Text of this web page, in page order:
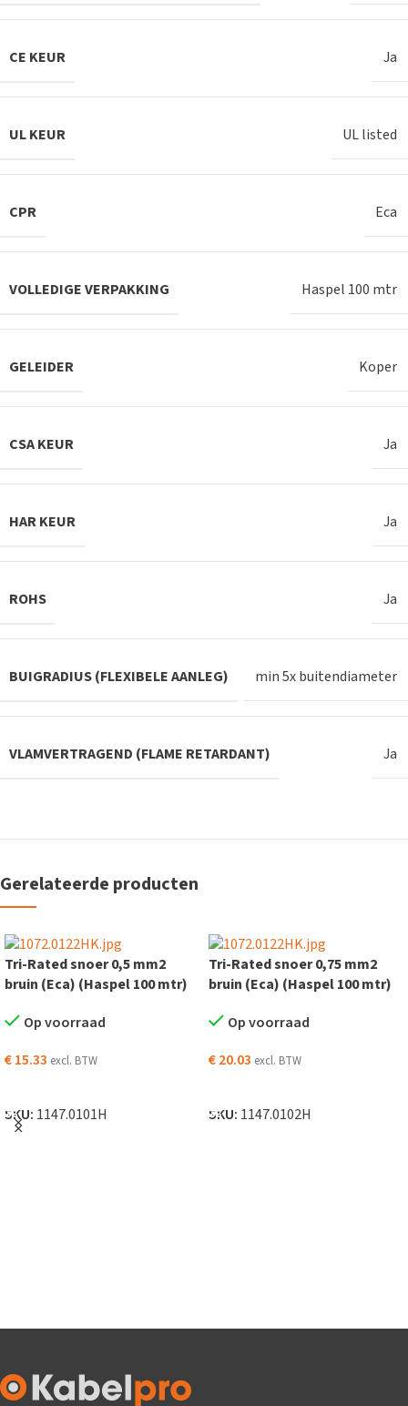
CE KEUR Ja
UL KEUR UL listed
CPR Eca
VOLLEDIGE VERPAKKING Haspel 100 mtr
GELEIDER Koper
CSA KEUR Ja
HAR KEUR Ja
ROHS Ja
BUIGRADIUS (FLEXIBELE AANLEG) min 5x buitendiameter
VLAMVERTRAGEND (FLAME RETARDANT) Ja
Gerelateerde producten
Tri-Rated snoer 0,5 mm2
bruin (Eca) (Haspel 100 mtr)
Op voorraad
€15.33 excl. BTW
SKU: 1147.0101H
Tri-Rated snoer 0,75 mm2
bruin (Eca) (Haspel 100 mtr)
Op voorraad
€20.03 excl. BTW
SKU: 1147.0102H